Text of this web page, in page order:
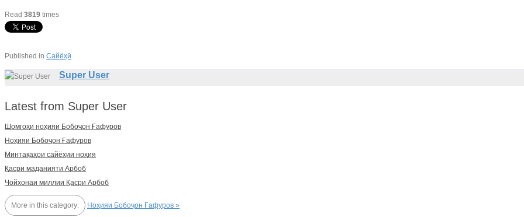
Read 3819 times
Published in Сайёҳӣ
Super User
Latest from Super User
Шомгоҳи ноҳияи Бобоҷон Ғафуров
Ноҳияи Бобоҷон Ғафуров
Минтақаҳои сайёҳии ноҳия
Қасри маданияти Арбоб
Чойхонаи миллии Қасри Арбоб
More in this category: Ноҳияи Бобоҷон Ғафуров »